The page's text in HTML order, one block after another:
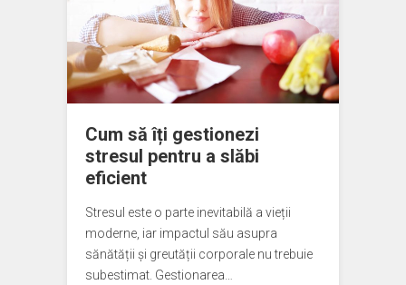
Cum să îți gestionezi
stresul pentru a slăbi
eficient
Stresul este o parte inevitabilă a vieții
moderne, iar impactul său asupra
sănătății și greutății corporale nu trebuie
subestimat. Gestionarea…